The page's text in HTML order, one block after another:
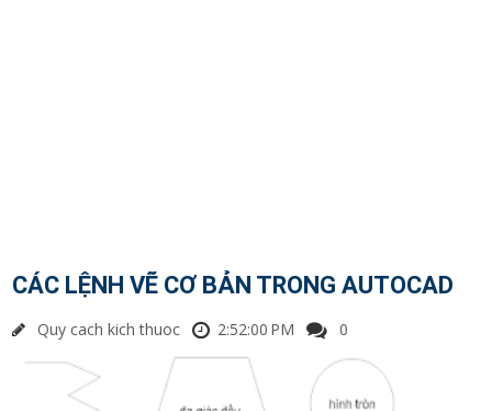
CÁC LỆNH VẼ CƠ BẢN TRONG AUTOCAD
Quy cach kich thuoc 2:52:00 PM 0